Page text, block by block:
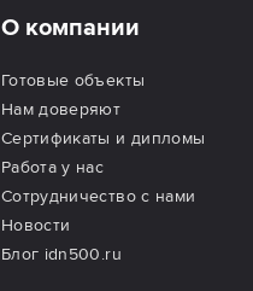
О компании
Готовые объекты
Нам доверяют
Сертификаты и дипломы
Работа у нас
Сотрудничество с нами
Новости
Блог idn500.ru